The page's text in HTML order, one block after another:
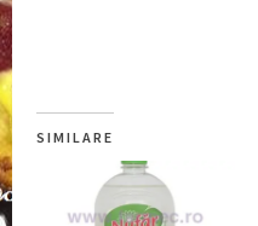
SIMILARE